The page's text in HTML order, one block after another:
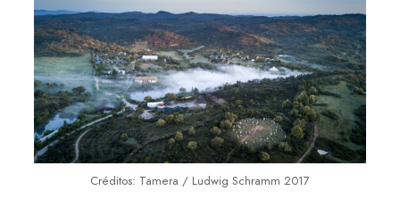
Créditos: Tamera / Ludwig Schramm 2017